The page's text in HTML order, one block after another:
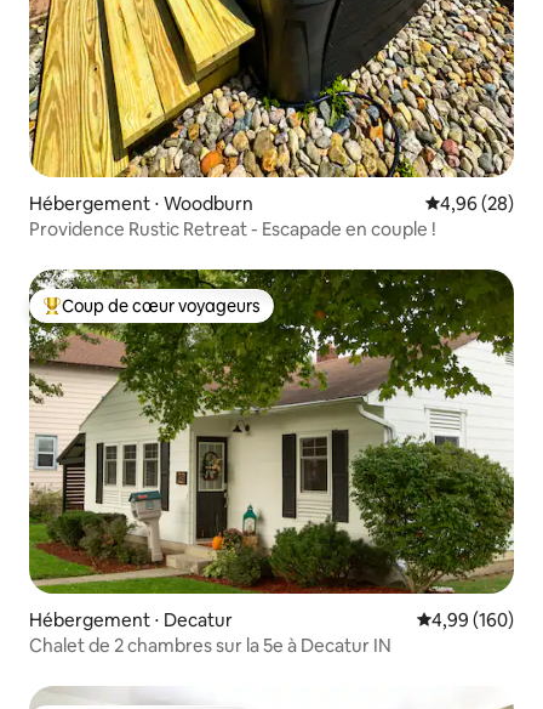
Hébergement ⋅ Woodburn Évaluation
4,96 (28)
Providence Rustic Retreat - Escapade en couple !
Coups de cœur voyageurs les plus appréciés
Coup de cœur voyageurs
Hébergement ⋅ Decatur Évaluation
4,99 (160)
Chalet de 2 chambres sur la 5e à Decatur IN